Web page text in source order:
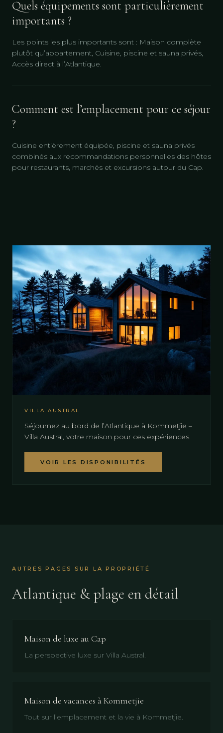
Quels équipements sont particulièrement
importants ?
Les points les plus importants sont : Maison complète
plutôt qu’appartement, Cuisine, piscine et sauna privés,
Accès direct à l’Atlantique.
Comment est l’emplacement pour ce séjour
?
Cuisine entièrement équipée, piscine et sauna privés
combinés aux recommandations personnelles des hôtes
pour restaurants, marchés et excursions autour du Cap.
VILLA AUSTRAL
Séjournez au bord de l’Atlantique à Kommetjie –
Villa Austral, votre maison pour ces expériences.
VOIR LES DISPONIBILITÉS
AUTRES PAGES SUR LA PROPRIÉTÉ
Atlantique & plage en détail
Maison de luxe au Cap
La perspective luxe sur Villa Austral.
Maison de vacances à Kommetjie
Tout sur l’emplacement et la vie à Kommetjie.